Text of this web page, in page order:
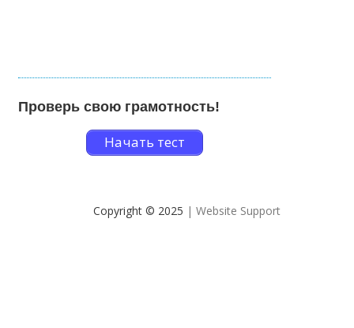
Проверь свою грамотность!
Начать тест
Copyright © 2025 | Website Support